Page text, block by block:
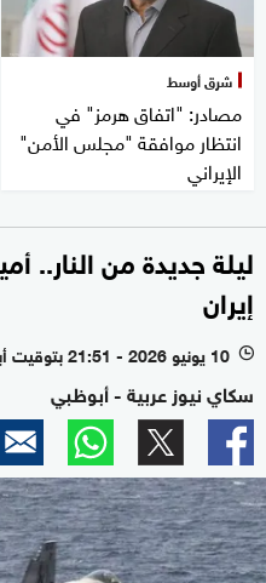
شرق أوسط
مصادر: "اتفاق هرمز" في
انتظار موافقة "مجلس الأمن"
الإيراني
ليلة جديدة من النار..
إيران
l 10 يونيو 2026 - 21:51 بتوقيت أبوظبي
سكاي نيوز عربية - أبوظبي